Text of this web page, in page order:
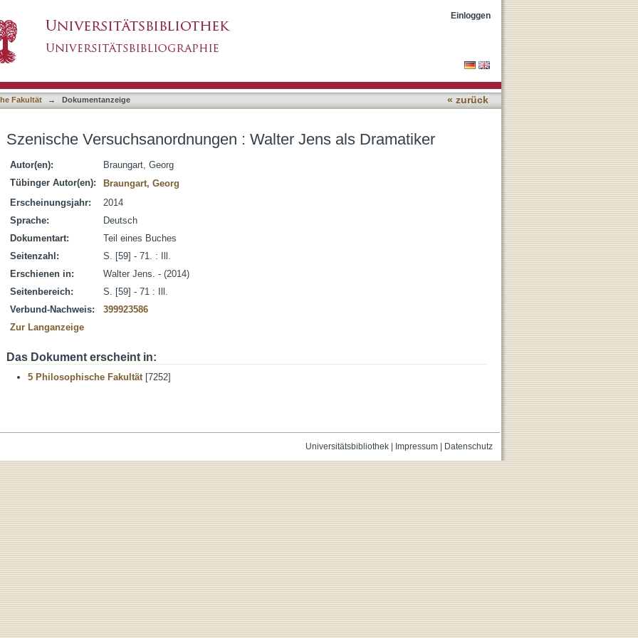
Einloggen
Fakultät → Dokumentanzeige « zurück
Szenische Versuchsanordnungen : Walter Jens als Dramatiker
Autor(en):
Braungart, Georg
Tübinger Autor(en):
Braungart, Georg
Erscheinungsjahr:
2014
Sprache:
Deutsch
Dokumentart:
Teil eines Buches
Seitenzahl:
S. [59] - 71. : Ill.
Erschienen in:
Walter Jens. - (2014)
Seitenbereich:
S. [59] - 71 : Ill.
Verbund-Nachweis:
399923586
Zur Langanzeige
Das Dokument erscheint in:
5 Philosophische Fakultät[7252]
Universitätsbibliothek| Impressum| Datenschutz